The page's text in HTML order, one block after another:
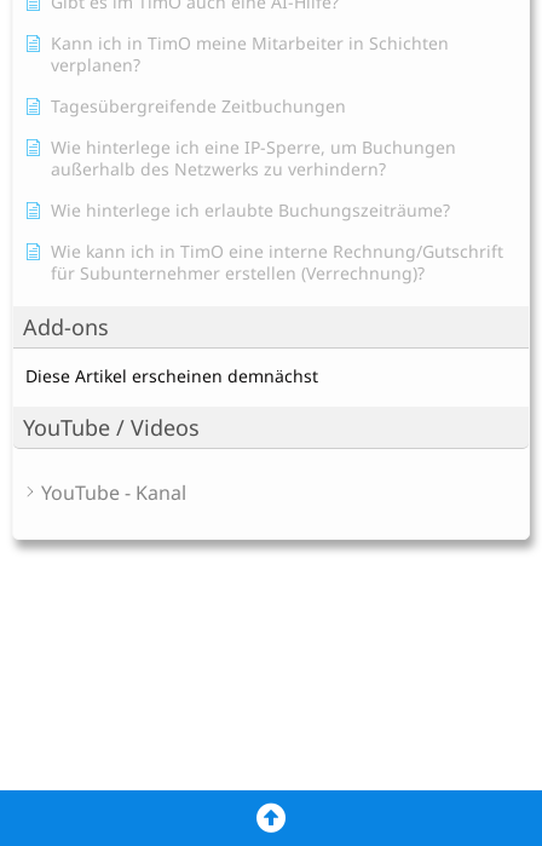
Kann ich in TimO meine Mitarbeiter in Schichten
verplanen?
Tagesübergreifende Zeitbuchungen
Wie hinterlege ich eine IP-Sperre, um Buchungen
außerhalb des Netzwerks zu verhindern?
Wie hinterlege ich erlaubte Buchungszeiträume?
Wie kann ich in TimO eine interne Rechnung/Gutschrift
für Subunternehmer erstellen (Verrechnung)?
Add-ons
Diese Artikel erscheinen demnächst
YouTube / Videos
YouTube - Kanal